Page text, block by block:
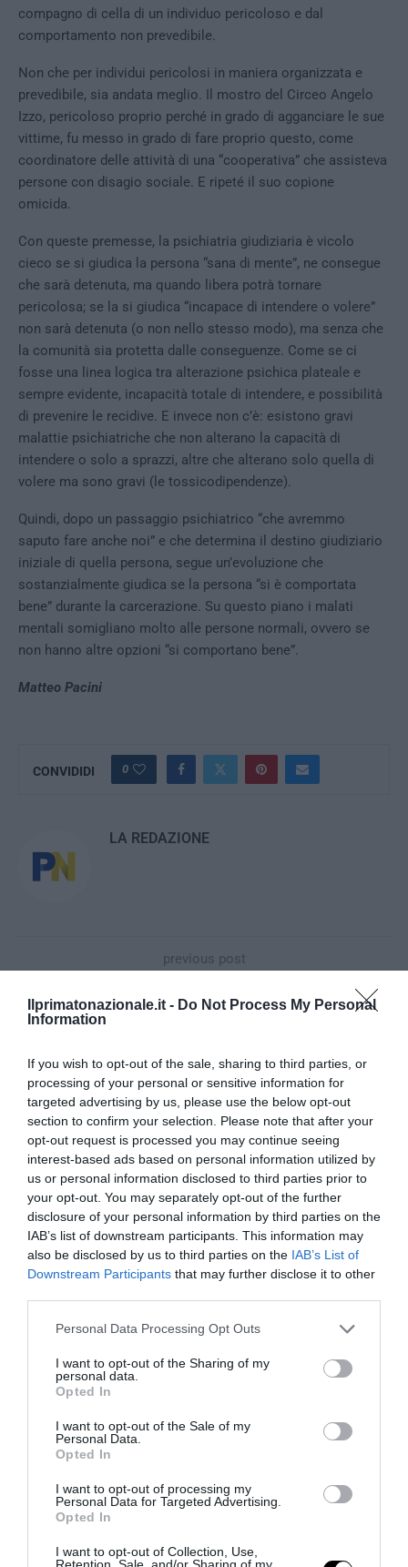
Ilprimatonazionale.it - Do Not Process My Personal
Information
If you wish to opt-out of the sale, sharing to third parties, or
processing of your personal or sensitive information for
targeted advertising by us, please use the below opt-out
section to confirm your selection. Please note that after your
opt-out request is processed you may continue seeing
interest-based ads based on personal information utilized by
us or personal information disclosed to third parties prior to
your opt-out. You may separately opt-out of the further
disclosure of your personal information by third parties on the
IAB’s list of downstream participants. This information may
also be disclosed by us to third parties on the IAB’s List of
Downstream Participants that may further disclose it to other
Please note that this website/app uses one or more Google
not limited to your visit or usage behaviour. You may click to
grant or deny consent to Google and its third-party tags to
use your data for below specified purposes in below Google
consent section.
Personal Data Processing Opt Outs
I want to opt-out of the Sharing of my
personal data.
Opted In
I want to opt-out of the Sale of my
Personal Data.
Opted In
I want to opt-out of processing my
Personal Data for Targeted Advertising.
Opted In
I want to opt-out of Collection, Use,
Retention, Sale, and/or Sharing of my
compagno di cella di un individuo pericoloso e dal
comportamento non prevedibile.
Non che per individui pericolosi in maniera organizzata e
prevedibile, sia andata meglio. Il mostro del Circeo Angelo
Izzo, pericoloso proprio perché in grado di agganciare le sue
vittime, fu messo in grado di fare proprio questo, come
coordinatore delle attività di una “cooperativa” che assisteva
persone con disagio sociale. E ripeté il suo copione
omicida.
Con queste premesse, la psichiatria giudiziaria è vicolo
cieco se si giudica la persona “sana di mente”, ne consegue
che sarà detenuta, ma quando libera potrà tornare
pericolosa; se la si giudica “incapace di intendere o volere”
non sarà detenuta (o non nello stesso modo), ma senza che
la comunità sia protetta dalle conseguenze. Come se ci
fosse una linea logica tra alterazione psichica plateale e
sempre evidente, incapacità totale di intendere, e possibilità
di prevenire le recidive. E invece non c’è: esistono gravi
malattie psichiatriche che non alterano la capacità di
intendere o solo a sprazzi, altre che alterano solo quella di
volere ma sono gravi (le tossicodipendenze).
Quindi, dopo un passaggio psichiatrico “che avremmo
saputo fare anche noi” e che determina il destino giudiziario
iniziale di quella persona, segue un’evoluzione che
sostanzialmente giudica se la persona “si è comportata
bene” durante la carcerazione. Su questo piano i malati
mentali somigliano molto alle persone normali, ovvero se
non hanno altre opzioni “si comportano bene”.
Matteo Pacini
CONVIDIDI 0
LA REDAZIONE
previous post
next post
YOU MAY ALSO LIKE
esplode su Israele